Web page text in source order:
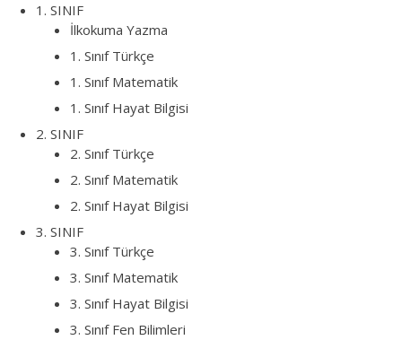
1. SINIF
İlkokuma Yazma
1. Sınıf Türkçe
1. Sınıf Matematik
1. Sınıf Hayat Bilgisi
2. SINIF
2. Sınıf Türkçe
2. Sınıf Matematik
2. Sınıf Hayat Bilgisi
3. SINIF
3. Sınıf Türkçe
3. Sınıf Matematik
3. Sınıf Hayat Bilgisi
3. Sınıf Fen Bilimleri